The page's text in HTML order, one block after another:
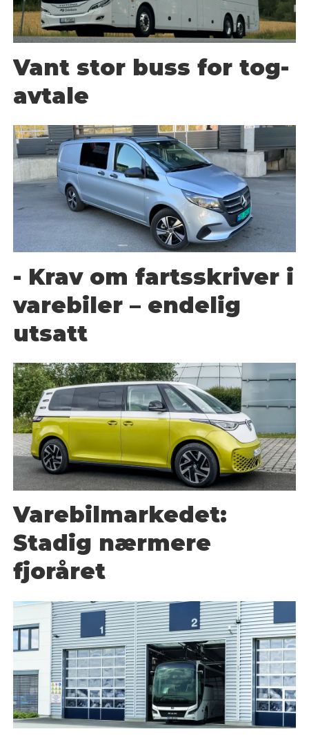
Vant stor buss for tog-
avtale
- Krav om fartsskriver i
varebiler – endelig
utsatt
Varebilmarkedet:
Stadig nærmere
fjoråret